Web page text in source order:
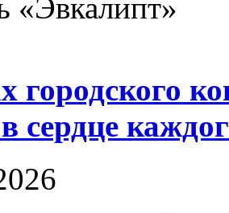
«Эвкалипт»
городского
сердце